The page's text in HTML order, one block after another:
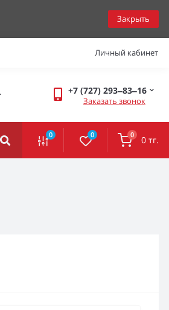
Закрыть
Личный кабинет
+7 (727) 293‒83‒16
Заказать звонок
0 0 0 0 тг.